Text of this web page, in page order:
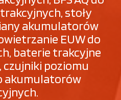
stoły
akumulatorów
EUW do
baterie trakcyjne
poziomu
akumulatorów